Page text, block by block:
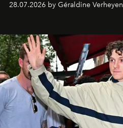
28.07.2026 by Géraldine Verheyen